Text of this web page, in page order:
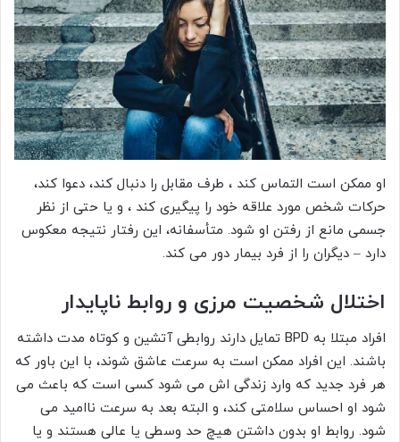
او ممکن است التماس کند ، طرف مقابل را دنبال کند، دعوا کند،
حرکات شخص مورد علاقه خود را پیگیری کند ، و یا حتی از نظر
جسمی مانع از رفتن او شود. متأسفانه، این رفتار نتیجه معکوس
دارد – دیگران را از فرد بیمار دور می کند.
اختلال شخصیت مرزی و روابط ناپایدار
افراد مبتلا به BPD تمایل دارند روابطی آتشین و کوتاه مدت داشته
باشند. این افراد ممکن است به سرعت عاشق شوند، با این باور که
هر فرد جدید که وارد زندگی اش می شود کسی است که باعث می
شود او احساس سلامتی کند، و البته بعد به سرعت ناامید می
شود. روابط او بدون داشتن هیچ حد وسطی یا عالی هستند و یا